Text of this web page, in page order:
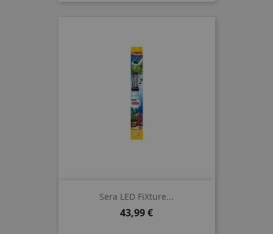
Sera LED FiXture...
Preis
43,99 €